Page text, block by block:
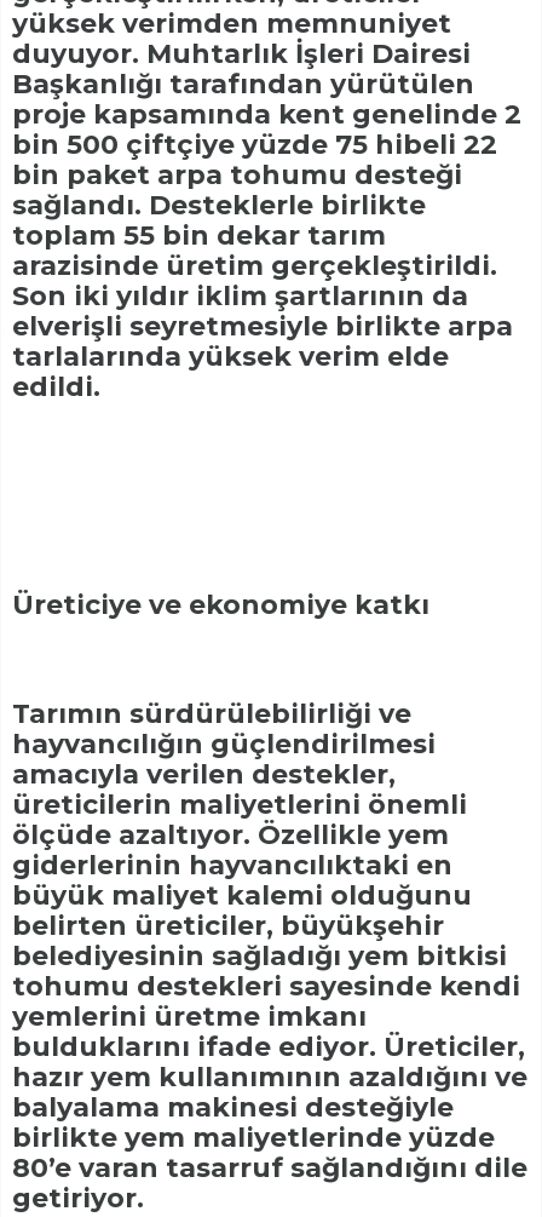
yüksek verimden memnuniyet
duyuyor. Muhtarlık İşleri Dairesi
Başkanlığı tarafından yürütülen
proje kapsamında kent genelinde 2
bin 500 çiftçiye yüzde 75 hibeli 22
bin paket arpa tohumu desteği
sağlandı. Desteklerle birlikte
toplam 55 bin dekar tarım
arazisinde üretim gerçekleştirildi.
Son iki yıldır iklim şartlarının da
elverişli seyretmesiyle birlikte arpa
tarlalarında yüksek verim elde
edildi.
Üreticiye ve ekonomiye katkı
Tarımın sürdürülebilirliği ve
hayvancılığın güçlendirilmesi
amacıyla verilen destekler,
üreticilerin maliyetlerini önemli
ölçüde azaltıyor. Özellikle yem
giderlerinin hayvancılıktaki en
büyük maliyet kalemi olduğunu
belirten üreticiler, büyükşehir
belediyesinin sağladığı yem bitkisi
tohumu destekleri sayesinde kendi
yemlerini üretme imkanı
bulduklarını ifade ediyor. Üreticiler,
hazır yem kullanımının azaldığını ve
balyalama makinesi desteğiyle
birlikte yem maliyetlerinde yüzde
80’e varan tasarruf sağlandığını dile
getiriyor.